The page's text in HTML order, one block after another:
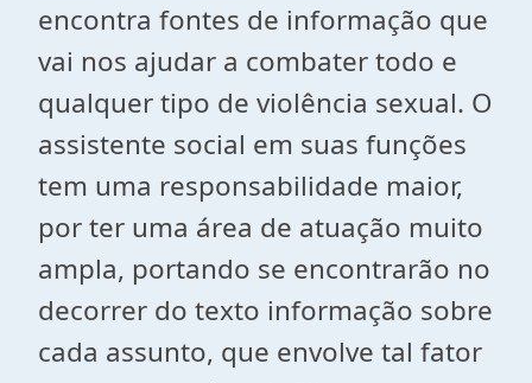
encontra fontes de informação que
vai nos ajudar a combater todo e
qualquer tipo de violência sexual. O
assistente social em suas funções
tem uma responsabilidade maior,
por ter uma área de atuação muito
ampla, portando se encontrarão no
decorrer do texto informação sobre
cada assunto, que envolve tal fator